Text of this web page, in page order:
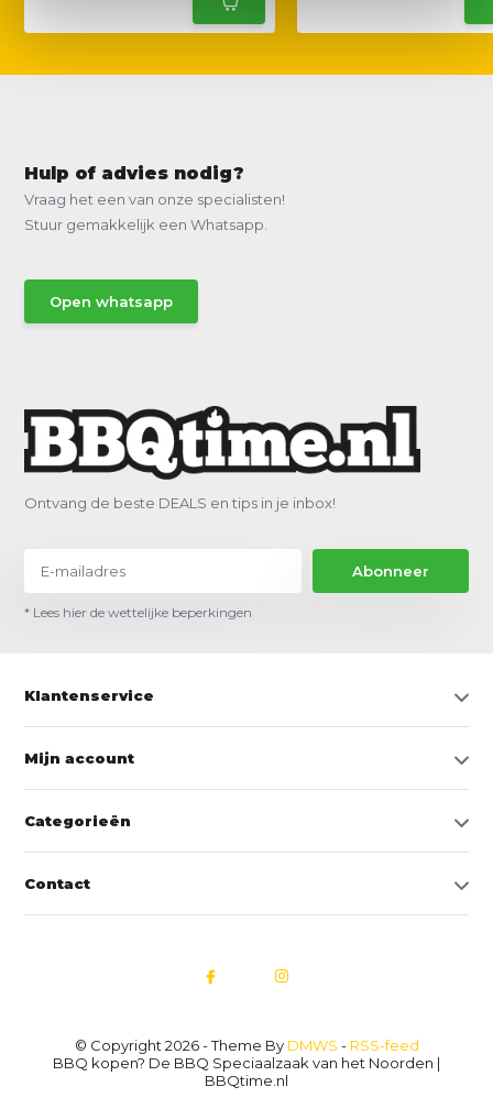
Hulp of advies nodig?
Vraag het een van onze specialisten!
Stuur gemakkelijk een Whatsapp.
Open whatsapp
Ontvang de beste DEALS en tips in je inbox!
Abonneer
* Lees hier de wettelijke beperkingen
Klantenservice
Mijn account
Categorieën
Contact
© Copyright 2026 - Theme By DMWS - RSS-feed
BBQ kopen? De BBQ Speciaalzaak van het Noorden |
BBQtime.nl